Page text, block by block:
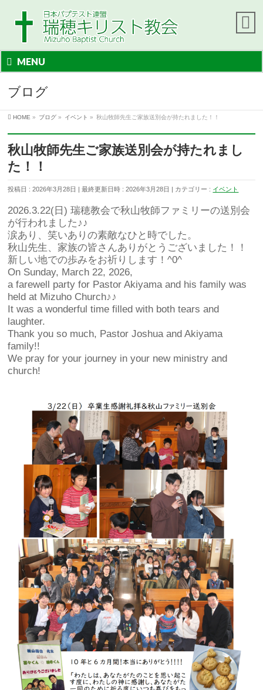
MENU
ブログ
HOME » ブログ » イベント » 秋山牧師先生ご家族送別会が持たれました！！
秋山牧師先生ご家族送別会が持たれまし
た！！
投稿日 : 2026年3月28日 最終更新日時 : 2026年3月28日 カテゴリー : イベント
2026.3.22(日) 瑞穂教会で秋山牧師ファミリーの送別会
が行われました♪♪
涙あり、笑いありの素敵なひと時でした。
秋山先生、家族の皆さんありがとうございました！！
新しい地での歩みをお祈りします！^0^
On Sunday, March 22, 2026,
a farewell party for Pastor Akiyama and his family was
held at Mizuho Church♪♪
It was a wonderful time filled with both tears and
laughter.
Thank you so much, Pastor Joshua and Akiyama
family!!
We pray for your journey in your new ministry and
church!